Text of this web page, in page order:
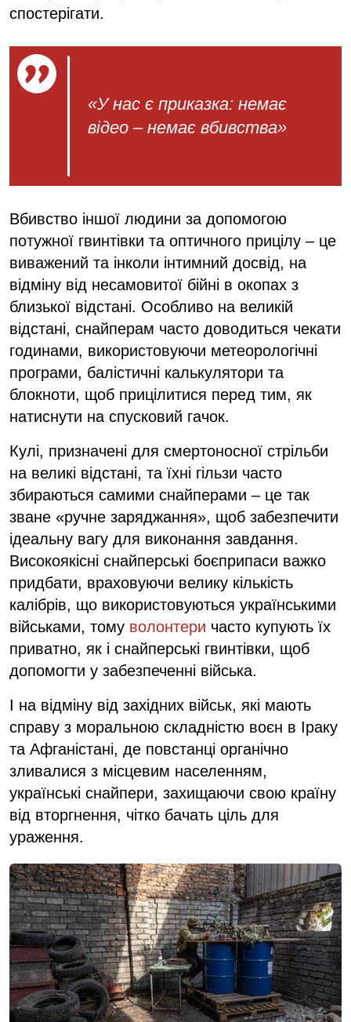
спостерігати.
«У нас є приказка: немає
відео – немає вбивства»
Вбивство іншої людини за допомогою
потужної гвинтівки та оптичного прицілу – це
виважений та інколи інтимний досвід, на
відміну від несамовитої бійні в окопах з
близької відстані. Особливо на великій
відстані, снайперам часто доводиться чекати
годинами, використовуючи метеорологічні
програми, балістичні калькулятори та
блокноти, щоб прицілитися перед тим, як
натиснути на спусковий гачок.
Кулі, призначені для смертоносної стрільби
на великі відстані, та їхні гільзи часто
збираються самими снайперами – це так
зване «ручне заряджання», щоб забезпечити
ідеальну вагу для виконання завдання.
Високоякісні снайперські боєприпаси важко
придбати, враховуючи велику кількість
калібрів, що використовуються українськими
військами, тому волонтери часто купують їх
приватно, як і снайперські гвинтівки, щоб
допомогти у забезпеченні війська.
І на відміну від західних військ, які мають
справу з моральною складністю воєн в Іраку
та Афганістані, де повстанці органічно
зливалися з місцевим населенням,
українські снайпери, захищаючи свою країну
від вторгнення, чітко бачать ціль для
ураження.